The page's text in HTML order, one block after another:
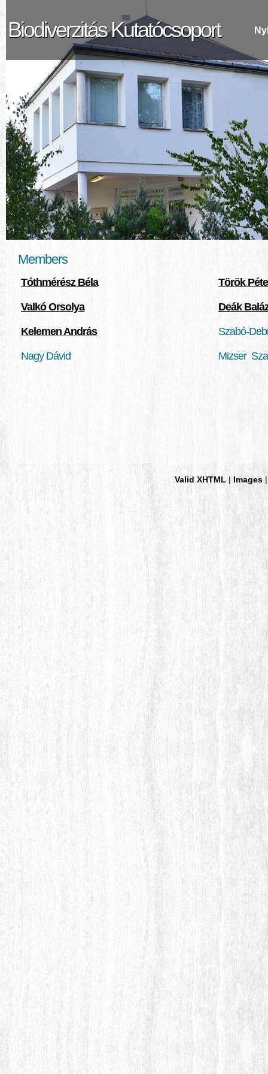
Biodiverzitás Kutatócsoport
Members
Tóthmérész Béla Török
Valkó Orsolya Deák
Kelemen András Szabó-
Nagy Dávid Mizser
Valid XHTML Images